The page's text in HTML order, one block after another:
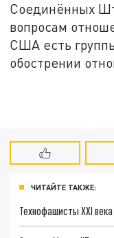
Соединённых
вопросам
США есть
обострении
ЧИТАЙТЕ ТАКЖЕ:
Технофашисты XXI века